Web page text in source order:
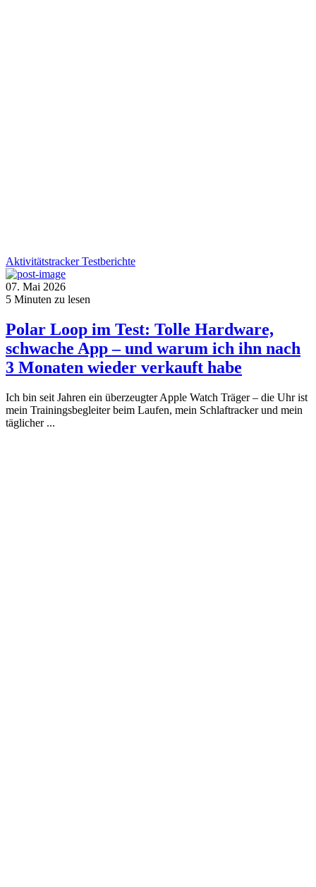
AktivitätstrackerTestberichte
07. Mai 2026
5 Minuten zu lesen
Polar Loop im Test: Tolle Hardware,
schwache App – und warum ich ihn nach
3 Monaten wieder verkauft habe
Ich bin seit Jahren ein überzeugter Apple Watch Träger – die Uhr ist
mein Trainingsbegleiter beim Laufen, mein Schlaftracker und mein
täglicher ...